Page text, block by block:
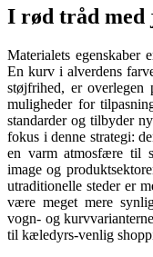
I rød tråd med
Materialets egenskaber
En kurv i alverdens
støjfrihed, er overlegen
muligheder for
standarder og tilbyder
fokus i denne strategi:
en varm atmosfære til
image og
utraditionelle steder er
være meget mere
vogn- og
til kæledyrs-venlig